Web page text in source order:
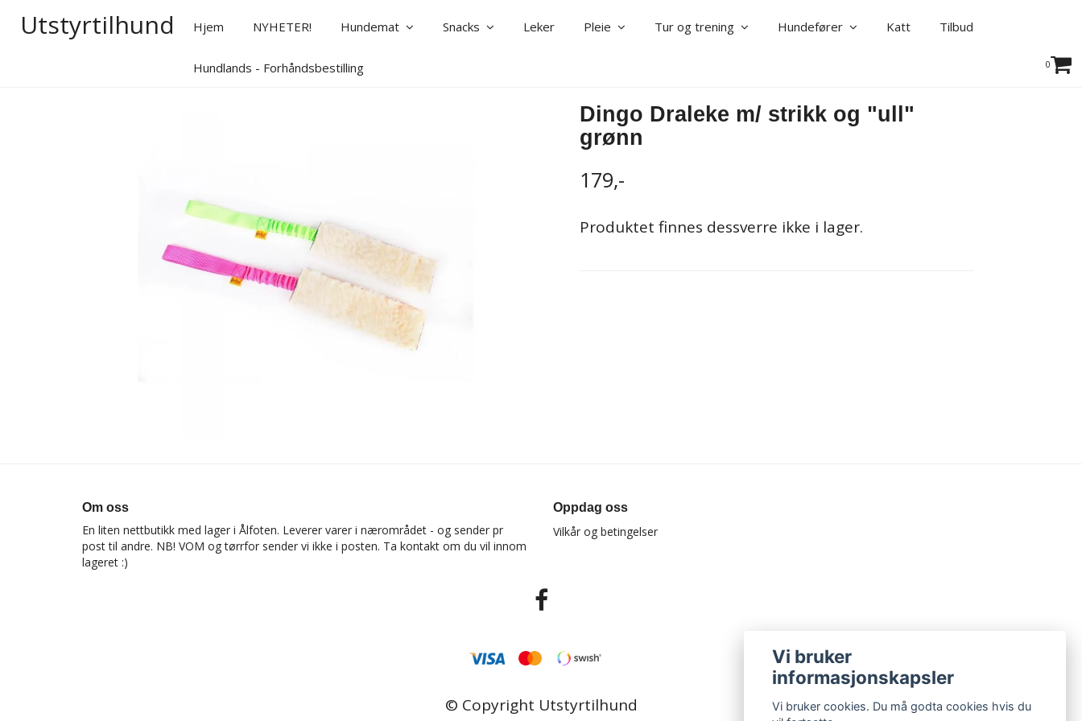
Dingo Draleke m/ strikk og "ull"
grønn
179,-
Produktet finnes dessverre ikke i lager.
Om oss
En liten nettbutikk med lager i Ålfoten. Leverer varer i nærområdet - og sender pr
post til andre. NB! VOM og tørrfor sender vi ikke i posten. Ta kontakt om du vil innom
lageret :)
Oppdag oss
Vilkår og betingelser
© Copyright Utstyrtilhund
Vi bruker
informasjonskapsler
Vi bruker cookies. Du må godta cookies hvis du
Utstyrtilhund Hjem NYHETER! Hundemat Snacks Leker Pleie Tur og trening Hundefører Katt Tilbud
Hundlands - Forhåndsbestilling 0